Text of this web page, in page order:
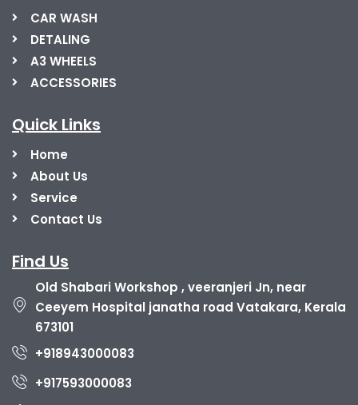
CAR WASH
DETALING
A3 WHEELS
ACCESSORIES
Quick Links
Home
About Us
Service
Contact Us
Find Us
Old Shabari Workshop , veeranjeri Jn, near
Ceeyem Hospital janatha road Vatakara, Kerala
673101
+918943000083
+917593000083